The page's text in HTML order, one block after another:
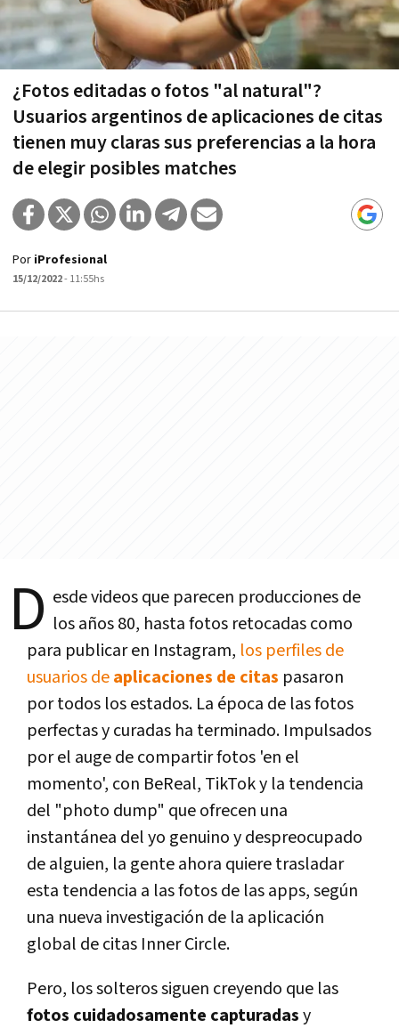
¿Fotos editadas o fotos "al natural"?
Usuarios argentinos de aplicaciones de citas
tienen muy claras sus preferencias a la hora
de elegir posibles matches
Por iProfesional
15/12/2022- 11:55hs
D esde videos que parecen producciones de
los años 80, hasta fotos retocadas como
para publicar en Instagram, los perfiles de
usuarios deaplicaciones de citas pasaron
por todos los estados. La época de las fotos
perfectas y curadas ha terminado. Impulsados
por el auge de compartir fotos 'en el
momento', con BeReal, TikTok y la tendencia
del "photo dump" que ofrecen una
instantánea del yo genuino y despreocupado
de alguien, la gente ahora quiere trasladar
esta tendencia a las fotos de las apps, según
una nueva investigación de la aplicación
global de citas Inner Circle.
Pero, los solteros siguen creyendo que las
fotos cuidadosamente capturadasy